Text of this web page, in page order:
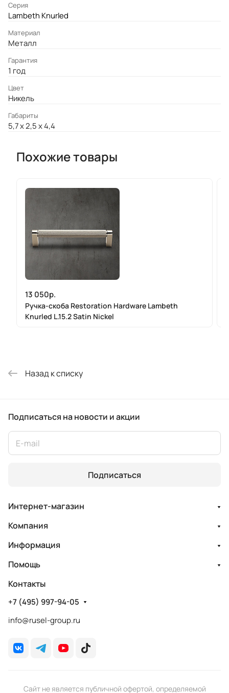
Серия
Lambeth Knurled
Материал
Металл
Гарантия
1 год
Цвет
Никель
Габариты
5,7 x 2,5 x 4,4
Похожие товары
13 050р.
Ручка-скоба Restoration Hardware Lambeth
Knurled L.15.2 Satin Nickel
Назад к списку
Подписаться на новости и акции
Подписаться
Интернет-магазин
Компания
Информация
Помощь
Контакты
+7 (495) 997-94-05
info@rusel-group.ru
Сайт не является публичной офертой, определяемой